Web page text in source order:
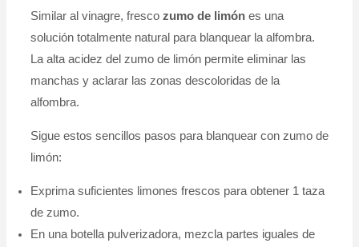
Similar al vinagre, fresco zumo de limónes una
solución totalmente natural para blanquear la alfombra.
La alta acidez del zumo de limón permite eliminar las
manchas y aclarar las zonas descoloridas de la
alfombra.
Sigue estos sencillos pasos para blanquear con zumo de
limón:
Exprima suficientes limones frescos para obtener 1 taza
de zumo.
En una botella pulverizadora, mezcla partes iguales de